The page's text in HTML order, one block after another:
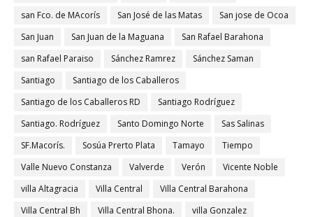
san Fco. de MAcorís
San José de las Matas
San jose de Ocoa
San Juan
San Juan de la Maguana
San Rafael Barahona
san Rafael Paraiso
Sánchez Ramrez
Sánchez Saman
Santiago
Santiago de los Caballeros
Santiago de los Caballeros RD
Santiago Rodríguez
Santiago. Rodríguez
Santo Domingo Norte
Sas Salinas
SF.Macorís.
Sosúa Prerto Plata Tamayo
Tiempo
Valle Nuevo Constanza
Valverde Verón
Vicente Noble
villa Altagracia
Villa Central
Villa Central Barahona
Villa Central Bh
Villa Central Bhona.
villa Gonzalez